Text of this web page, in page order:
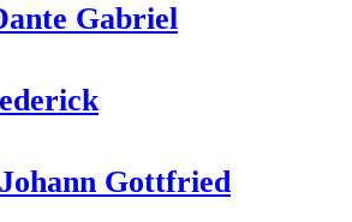
Gabriel
Gottfried